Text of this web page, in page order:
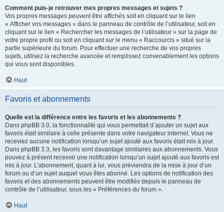
Comment puis-je retrouver mes propres messages et sujets ?
Vos propres messages peuvent être affichés soit en cliquant sur le lien
« Afficher vos messages » dans le panneau de contrôle de l’utilisateur, soit en
cliquant sur le lien « Rechercher les messages de l’utilisateur » sur la page de
votre propre profil ou soit en cliquant sur le menu « Raccourcis » situé sur la
partie supérieure du forum. Pour effectuer une recherche de vos propres
sujets, utilisez la recherche avancée et remplissez convenablement les options
qui vous sont disponibles.
Haut
Favoris et abonnements
Quelle est la différence entre les favoris et les abonnements ?
Dans phpBB 3.0, la fonctionnalité qui vous permettait d’ajouter un sujet aux
favoris était similaire à celle présente dans votre navigateur internet. Vous ne
receviez aucune notification lorsqu’un sujet ajouté aux favoris était mis à jour.
Dans phpBB 3.3, les favoris sont davantage similaires aux abonnements. Vous
pouvez à présent recevoir une notification lorsqu’un sujet ajouté aux favoris est
mis à jour. L’abonnement, quant à lui, vous préviendra de la mise à jour d’un
forum ou d’un sujet auquel vous êtes abonné. Les options de notification des
favoris et des abonnements peuvent être modifiés depuis le panneau de
contrôle de l’utilisateur, sous les « Préférences du forum ».
Haut